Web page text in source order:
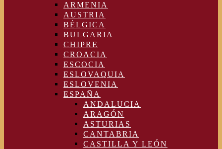
ARMENIA
AUSTRIA
BÉLGICA
BULGARIA
CHIPRE
CROACIA
ESCOCIA
ESLOVAQUIA
ESLOVENIA
ESPAÑA
ANDALUCIA
ARAGÓN
ASTURIAS
CANTABRIA
CASTILLA Y LEÓN